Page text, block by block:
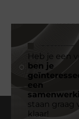
Heb je een
ben je
een
staan graag
klaar!